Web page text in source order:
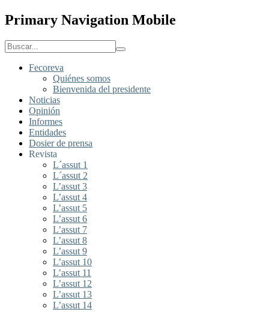
Primary Navigation Mobile
Fecoreva
Quiénes somos
Bienvenida del presidente
Noticias
Opinión
Informes
Entidades
Dosier de prensa
Revista
L´assut 1
L´assut 2
L’assut 3
L’assut 4
L’assut 5
L’assut 6
L’assut 7
L’assut 8
L’assut 9
L’assut 10
L’assut 11
L’assut 12
L’assut 13
L’assut 14